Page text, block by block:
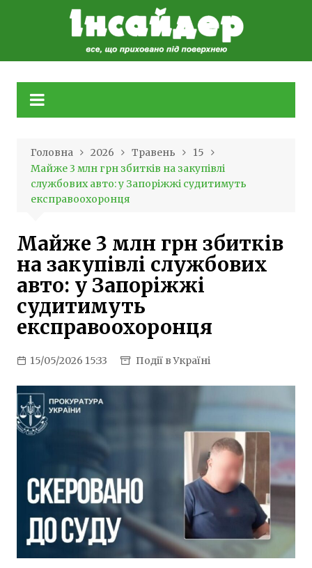
Головна 2026 Травень
15
Майже 3 млн грн збитків на закупівлі
службових авто: у Запоріжжі судитимуть
експравоохоронця
Майже 3 млн грн збитків
на закупівлі службових
авто: у Запоріжжі
судитимуть
експравоохоронця
15/05/2026 15:33 Події в Україні